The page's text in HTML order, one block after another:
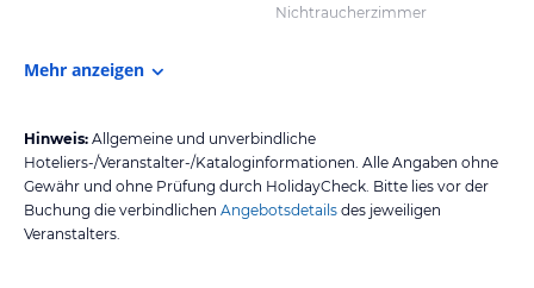
Nichtraucherzimmer
Mehr anzeigen
Hinweis: Allgemeine und unverbindliche
Hoteliers-/Veranstalter-/Kataloginformationen. Alle Angaben ohne
Gewähr und ohne Prüfung durch HolidayCheck. Bitte lies vor der
Buchung die verbindlichen Angebotsdetails des jeweiligen
Veranstalters.